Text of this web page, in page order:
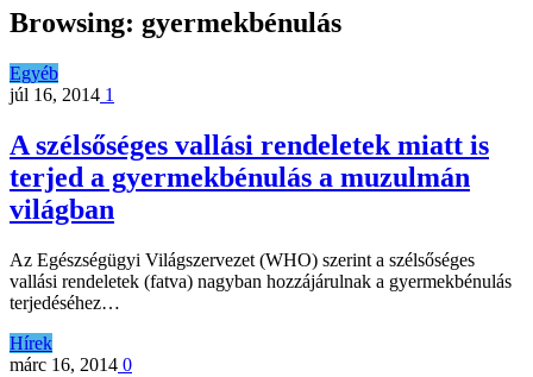
Browsing: gyermekbénulás
Egyéb
júl 16, 2014 1
A szélsőséges vallási rendeletek miatt is
terjed a gyermekbénulás a muzulmán
világban
Az Egészségügyi Világszervezet (WHO) szerint a szélsőséges
vallási rendeletek (fatva) nagyban hozzájárulnak a gyermekbénulás
terjedéséhez…
Hírek
márc 16, 2014 0